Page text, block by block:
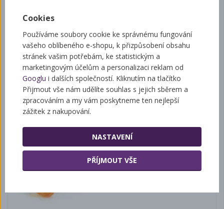
Lízátko s 10% českého medu a třtinovým cukrem.
Související zboží
Cookies
Používáme soubory cookie ke správnému fungování
vašeho oblíbeného e-shopu, k přizpůsobení obsahu
stránek vašim potřebám, ke statistickým a
marketingovým účelům a personalizaci reklam od
Googlu i dalších společností. Kliknutím na tlačítko
Přijmout vše nám udělíte souhlas s jejich sběrem a
zpracováním a my vám poskytneme ten nejlepší
zážitek z nakupování.
NASTAVENÍ
PŘÍJMOUT VŠE